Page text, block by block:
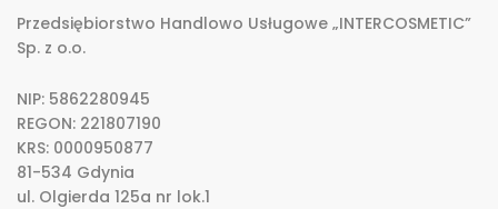
Przedsiębiorstwo Handlowo Usługowe „INTERCOSMETIC”
Sp. z o.o.
NIP: 5862280945
REGON: 221807190
KRS: 0000950877
81-534 Gdynia
ul. Olgierda 125a nr lok.1